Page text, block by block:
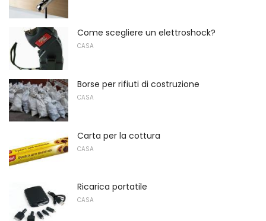
Come scegliere un elettroshock?
CASA
Borse per rifiuti di costruzione
CASA
Carta per la cottura
CASA
Ricarica portatile
CASA